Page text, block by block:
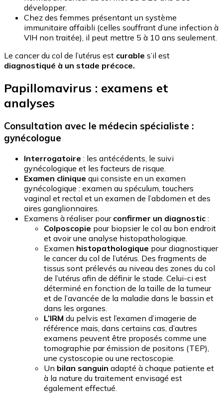
développer.
Chez des femmes présentant un système
immunitaire affaibli (celles souffrant d’une infection à
VIH non traitée), il peut mettre 5 à 10 ans seulement.
Le cancer du col de l’utérus est curable s’il est
diagnostiqué à un stade précoce.
Papillomavirus : examens et
analyses
Consultation avec le médecin spécialiste :
gynécologue
Interrogatoire : les antécédents, le suivi
gynécologique et les facteurs de risque.
Examen clinique qui consiste en un examen
gynécologique : examen au spéculum, touchers
vaginal et rectal et un examen de l’abdomen et des
aires ganglionnaires.
Examens à réaliser pour confirmer un diagnostic :
Colposcopie pour biopsier le col au bon endroit
et avoir une analyse histopathologique.
Examen histopathologique pour diagnostiquer
le cancer du col de l’utérus. Des fragments de
tissus sont prélevés au niveau des zones du col
de l’utérus afin de définir le stade. Celui-ci est
déterminé en fonction de la taille de la tumeur
et de l’avancée de la maladie dans le bassin et
dans les organes.
L’IRM du pelvis est l’examen d’imagerie de
référence mais, dans certains cas, d’autres
examens peuvent être proposés comme une
tomographie par émission de positons (TEP),
une cystoscopie ou une rectoscopie.
Un bilan sanguin adapté à chaque patiente et
à la nature du traitement envisagé est
également effectué.